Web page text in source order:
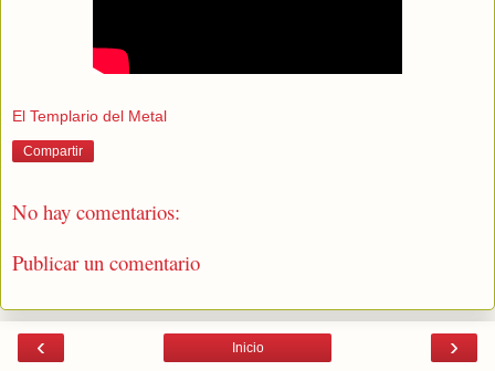
El Templario del Metal
Compartir
No hay comentarios:
Publicar un comentario
‹ ›
Inicio